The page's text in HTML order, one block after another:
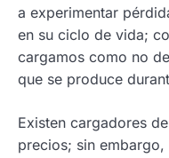
a experimentar
en su ciclo de vida;
cargamos como no
que se produce
Existen cargadores
precios; sin